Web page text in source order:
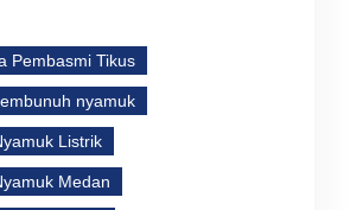
Pembasmi Tikus
nyamuk
Listrik
Medan